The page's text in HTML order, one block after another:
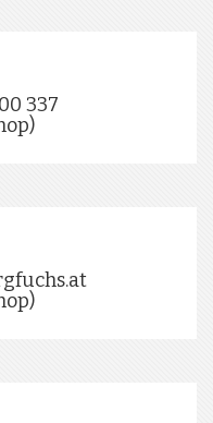
337